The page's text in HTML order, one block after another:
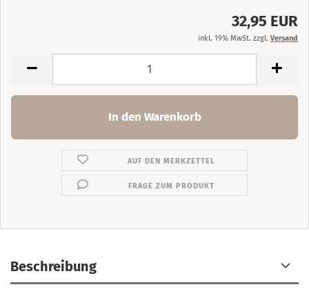
32,95 EUR
inkl. 19% MwSt. zzgl. Versand
AUF DEN MERKZETTEL
FRAGE ZUM PRODUKT
Beschreibung